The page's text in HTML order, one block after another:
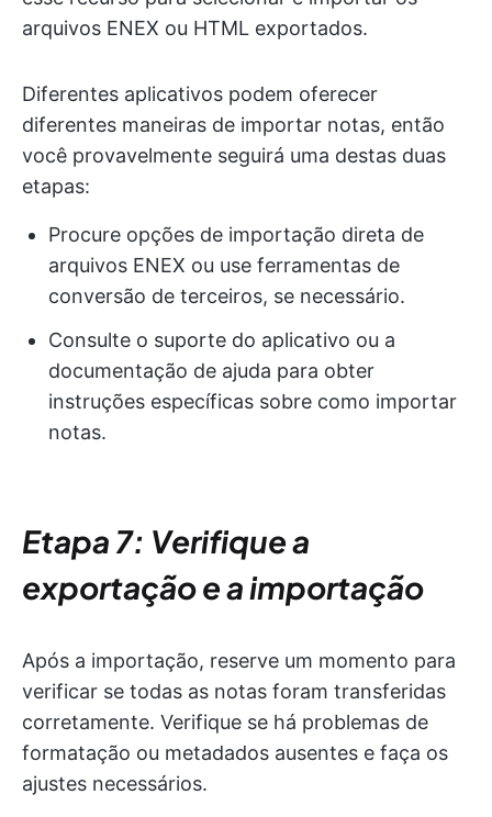
arquivos ENEX ou HTML exportados.
Diferentes aplicativos podem oferecer
diferentes maneiras de importar notas, então
você provavelmente seguirá uma destas duas
etapas:
Procure opções de importação direta de
arquivos ENEX ou use ferramentas de
conversão de terceiros, se necessário.
Consulte o suporte do aplicativo ou a
documentação de ajuda para obter
instruções específicas sobre como importar
notas.
Etapa 7: Verifique a
exportação e a importação
Após a importação, reserve um momento para
verificar se todas as notas foram transferidas
corretamente. Verifique se há problemas de
formatação ou metadados ausentes e faça os
ajustes necessários.